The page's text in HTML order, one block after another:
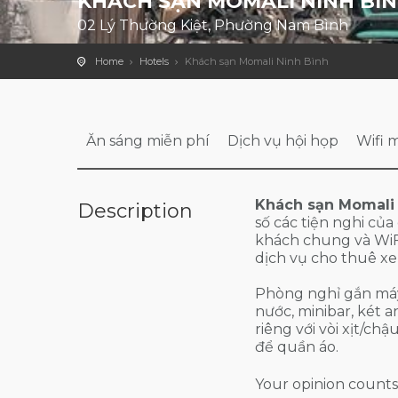
02 Lý Thường Kiệt, Phường Nam Bình
Home Hotels Khách sạn Momali Ninh Bình
Ăn sáng miễn phí Dịch vụ hội họp Wifi
Description
Khách sạn
số các tiện nghi
khách chung và
dịch vụ cho thuê xe
Phòng nghỉ gắn
nước, minibar, két
riêng với vòi xịt/
để quần áo.
Your opinion